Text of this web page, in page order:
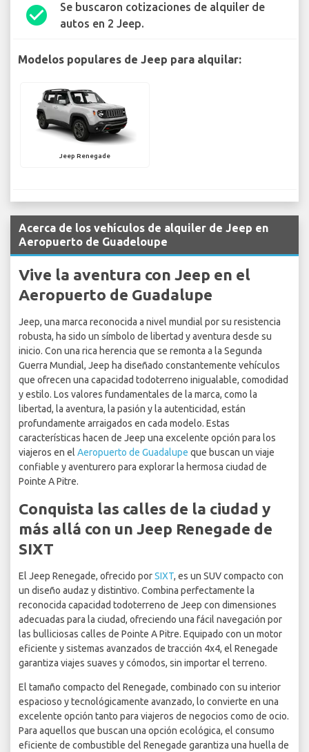
check_circle
Se buscaron cotizaciones de alquiler de
autos en 2 Jeep.
Modelos populares de Jeep para alquilar:
Jeep Renegade
Acerca de los vehículos de alquiler de Jeep en
Aeropuerto de Guadeloupe
Vive la aventura con Jeep en el
Aeropuerto de Guadalupe
Jeep, una marca reconocida a nivel mundial por su resistencia
robusta, ha sido un símbolo de libertad y aventura desde su
inicio. Con una rica herencia que se remonta a la Segunda
Guerra Mundial, Jeep ha diseñado constantemente vehículos
que ofrecen una capacidad todoterreno inigualable, comodidad
y estilo. Los valores fundamentales de la marca, como la
libertad, la aventura, la pasión y la autenticidad, están
profundamente arraigados en cada modelo. Estas
características hacen de Jeep una excelente opción para los
viajeros en el Aeropuerto de Guadalupe que buscan un viaje
confiable y aventurero para explorar la hermosa ciudad de
Pointe A Pitre.
Conquista las calles de la ciudad y
más allá con un Jeep Renegade de
SIXT
El Jeep Renegade, ofrecido porSIXT, es un SUV compacto con
un diseño audaz y distintivo. Combina perfectamente la
reconocida capacidad todoterreno de Jeep con dimensiones
adecuadas para la ciudad, ofreciendo una fácil navegación por
las bulliciosas calles de Pointe A Pitre. Equipado con un motor
eficiente y sistemas avanzados de tracción 4x4, el Renegade
garantiza viajes suaves y cómodos, sin importar el terreno.
El tamaño compacto del Renegade, combinado con su interior
espacioso y tecnológicamente avanzado, lo convierte en una
excelente opción tanto para viajeros de negocios como de ocio.
Para aquellos que buscan una opción ecológica, el consumo
eficiente de combustible del Renegade garantiza una huella de